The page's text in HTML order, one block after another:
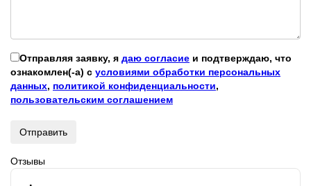
Отправляя заявку, я даю согласие и подтверждаю, что
ознакомлен(-а) с условиями обработки персональных
данных, политикой конфиденциальности,
пользовательским соглашением
Отправить
Отзывы